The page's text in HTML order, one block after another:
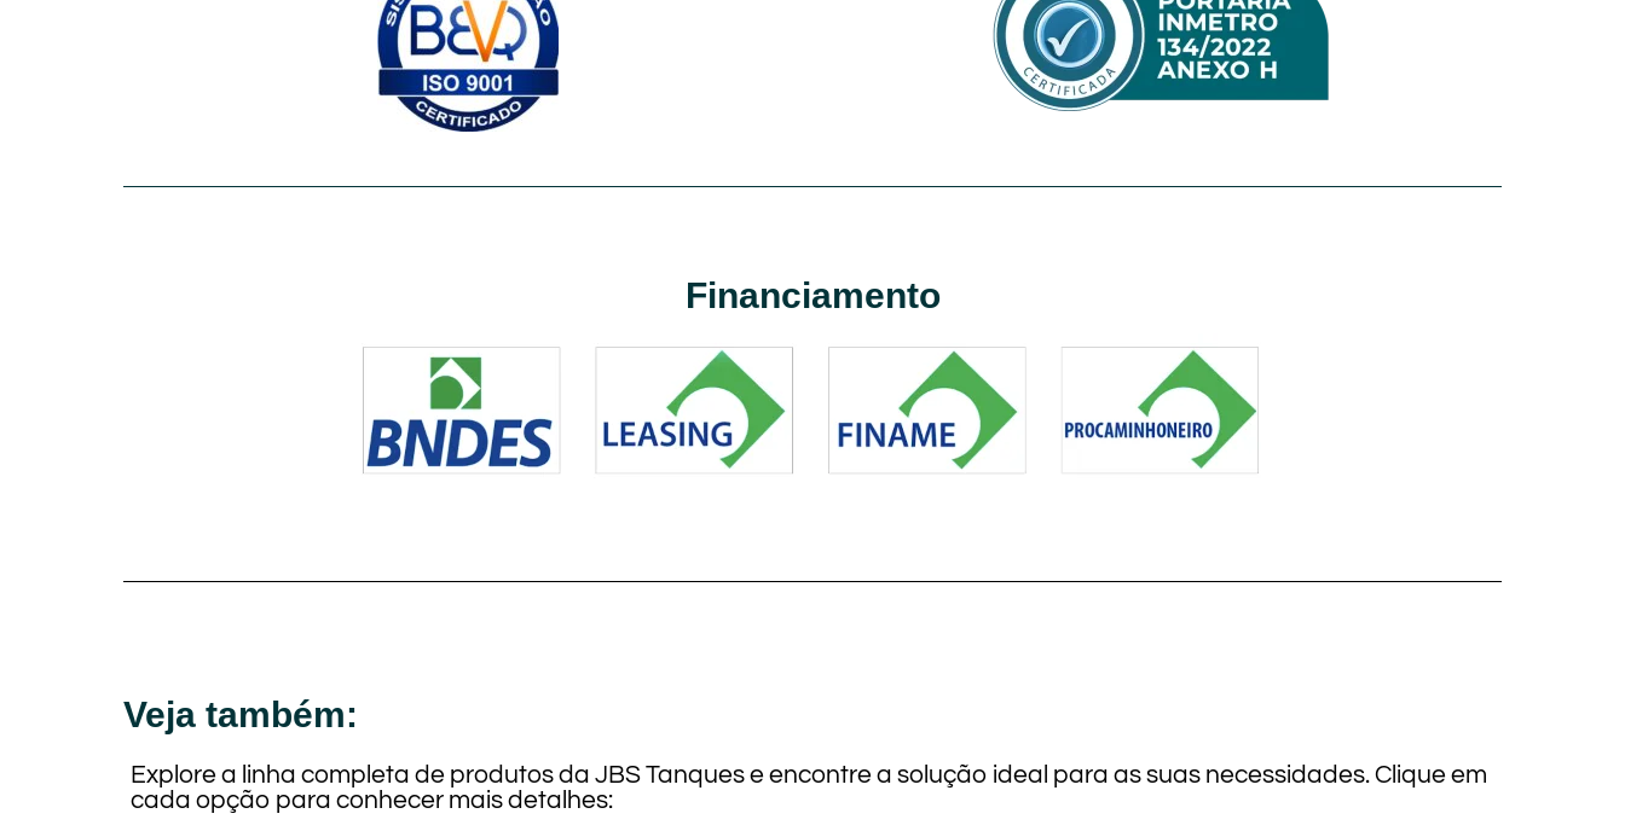
Financiamento
Veja também:
Explore a linha completa de produtos da JBS Tanques e encontre a solução ideal para as suas necessidades. Clique em
cada opção para conhecer mais detalhes: